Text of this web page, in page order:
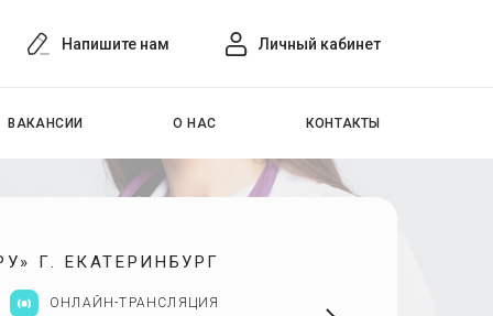
Напишите нам Личный кабинет
ВАКАНСИИ О НАС КОНТАКТЫ
Г. ЕКАТЕРИНБУРГ
ОНЛАЙН-ТРАНСЛЯЦИЯ